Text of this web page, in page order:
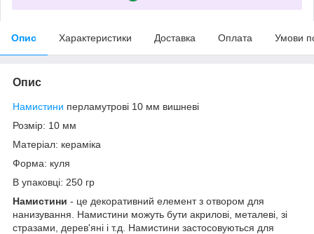
Опис Характеристики Доставка Оплата Умови
Опис
Намистини перламутрові 10 мм вишневі
Розмір: 10 мм
Матеріал: кераміка
Форма: куля
В упаковці: 250 гр
Намистини - це декоративний елемент з отвором для
нанизування. Намистини можуть бути акрилові, металеві, зі
стразами, дерев'яні і т.д. Намистини застосовуються для